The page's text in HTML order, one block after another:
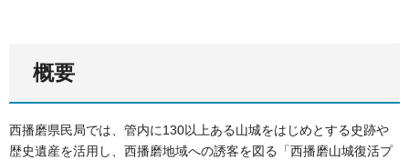
概要
西播磨県民局では、管内に130以上ある山城をはじめとする史跡や
歴史遺産を活用し、西播磨地域への誘客を図る「西播磨山城復活プ